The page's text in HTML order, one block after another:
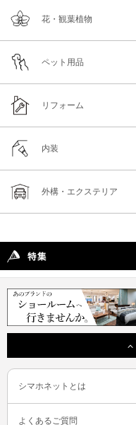
花・観葉植物
ペット用品
リフォーム
外構・エクステリア
内装
シマホネットとは
よくあるご質問